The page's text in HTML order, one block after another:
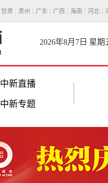
甘肃 贵州 广东 广西 海南 河北
2026年8月7日 星期
中新直播
中新专题